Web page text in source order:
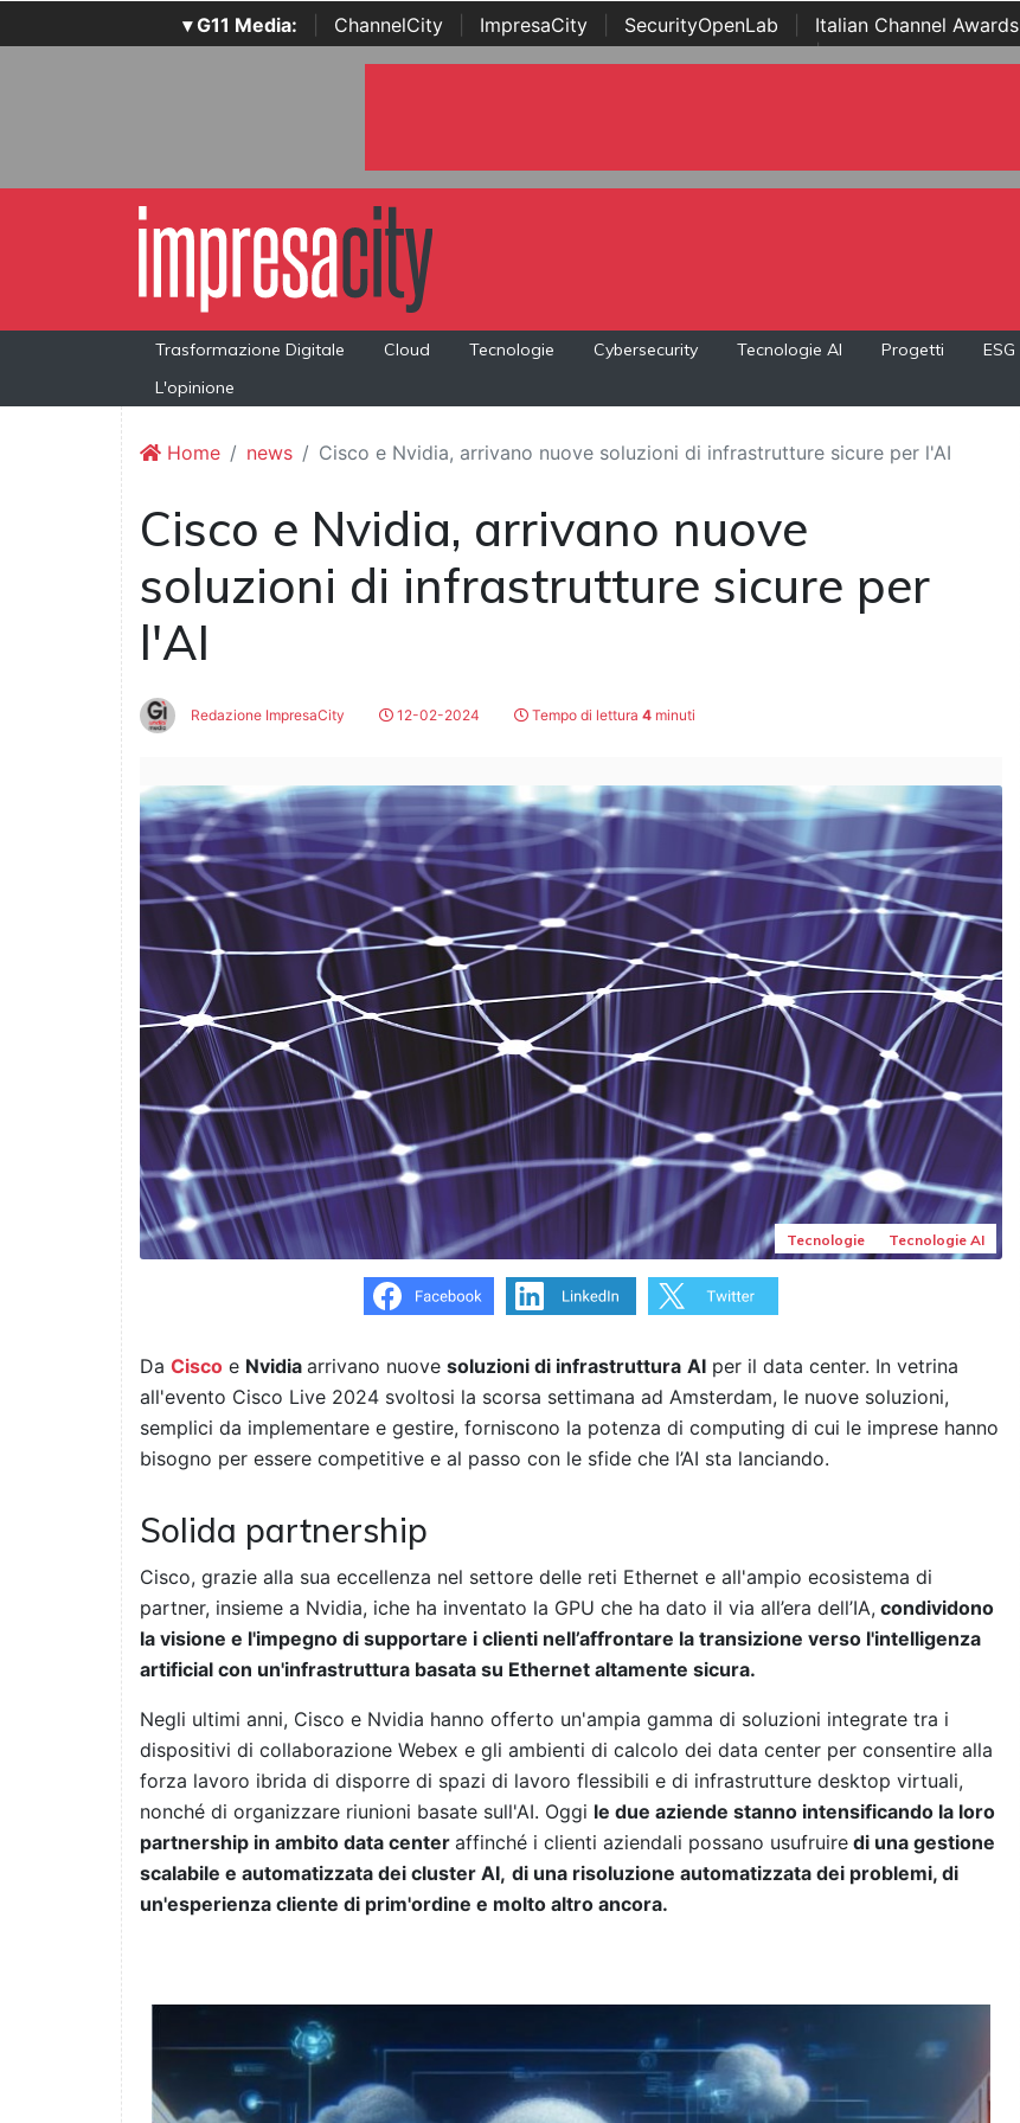
▾ G11 Media: ChannelCity ImpresaCity SecurityOpenLab Italian Channel Awards
Awards | ...
Trasformazione Digitale Cloud Tecnologie Cybersecurity Tecnologie AI Progetti ESG
L'opinione
Home news Cisco e Nvidia, arrivano nuove soluzioni di infrastrutture sicure per l'AI
Cisco e Nvidia, arrivano nuove
soluzioni di infrastrutture sicure per
l'AI
Redazione ImpresaCity 12-02-2024 Tempo di lettura 4 minuti
Tecnologie Tecnologie AI
Da Cisco e Nvidia arrivano nuove soluzioni di infrastruttura AI per il data center. In vetrina
all'evento Cisco Live 2024 svoltosi la scorsa settimana ad Amsterdam, le nuove soluzioni,
semplici da implementare e gestire, forniscono la potenza di computing di cui le imprese hanno
bisogno per essere competitive e al passo con le sfide che l’AI sta lanciando.
Solida partnership
Cisco, grazie alla sua eccellenza nel settore delle reti Ethernet e all'ampio ecosistema di
partner, insieme a Nvidia, iche ha inventato la GPU che ha dato il via all’era dell’IA, condividono
la visione e l'impegno di supportare i clienti nell’affrontare la transizione verso l'intelligenza
artificial con un'infrastruttura basata su Ethernet altamente sicura.
Negli ultimi anni, Cisco e Nvidia hanno offerto un'ampia gamma di soluzioni integrate tra i
dispositivi di collaborazione Webex e gli ambienti di calcolo dei data center per consentire alla
forza lavoro ibrida di disporre di spazi di lavoro flessibili e di infrastrutture desktop virtuali,
nonché di organizzare riunioni basate sull'AI. Oggi le due aziende stanno intensificando la loro
partnership in ambito data center affinché i clienti aziendali possano usufruire di una gestione
scalabile e automatizzata dei cluster AI, di una risoluzione automatizzata dei problemi, di
un'esperienza cliente di prim'ordine e molto altro ancora.